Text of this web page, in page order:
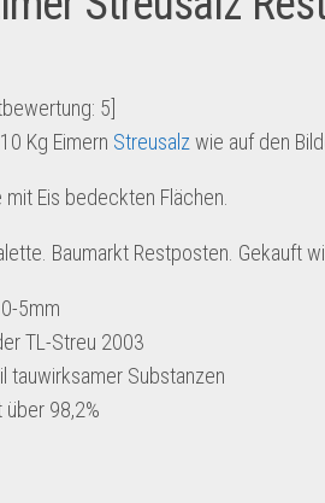
5
Kg Eimern Streusalz wie auf den
mit Eis bedeckten Flächen.
Baumarkt Restposten. Gekauft
5mm
TL-Streu 2003
tauwirksamer Substanzen
über 98,2%